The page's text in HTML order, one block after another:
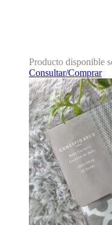
Producto disponible
Consultar/Comprar